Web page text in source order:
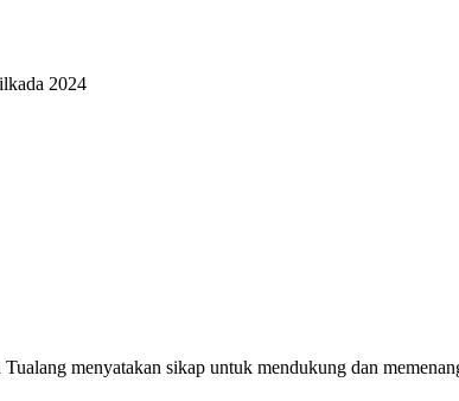
2024
menyatakan sikap untuk mendukung dan